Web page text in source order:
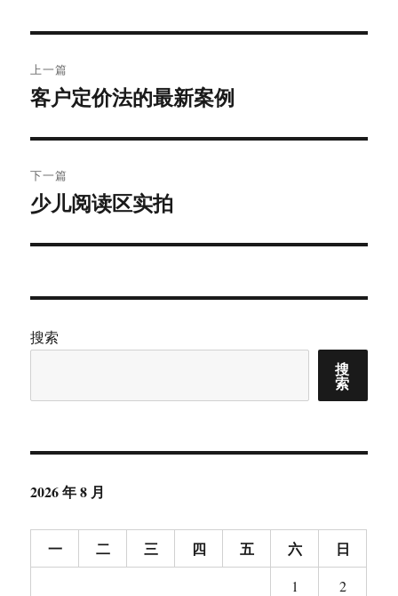
章
航
上一篇
上
文
章：
客户定价法的最新案例
下一篇
下
文
少儿阅读区实拍
搜索
搜
索
2026 年 8 月
一 二 三 四 五 六 日
1
2